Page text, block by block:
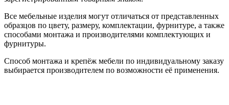
Все мебельные изделия могут отличаться от представленных
образцов по цвету, размеру, комплектации, фурнитуре, а также
способами монтажа и производителями комплектующих и
фурнитуры.
Способ монтажа и крепёж мебели по индивидуальному заказу
выбирается производителем по возможности её применения.